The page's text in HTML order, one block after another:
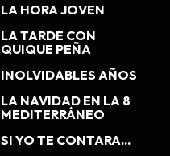
LA HORA JOVEN
LA TARDE CON
QUIQUE PEÑA
INOLVIDABLES AÑOS
LA NAVIDAD EN LA 8
MEDITERRÁNEO
SI YO TE CONTARA...